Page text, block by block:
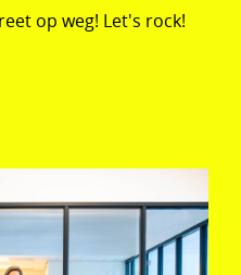
op weg! Let's rock!